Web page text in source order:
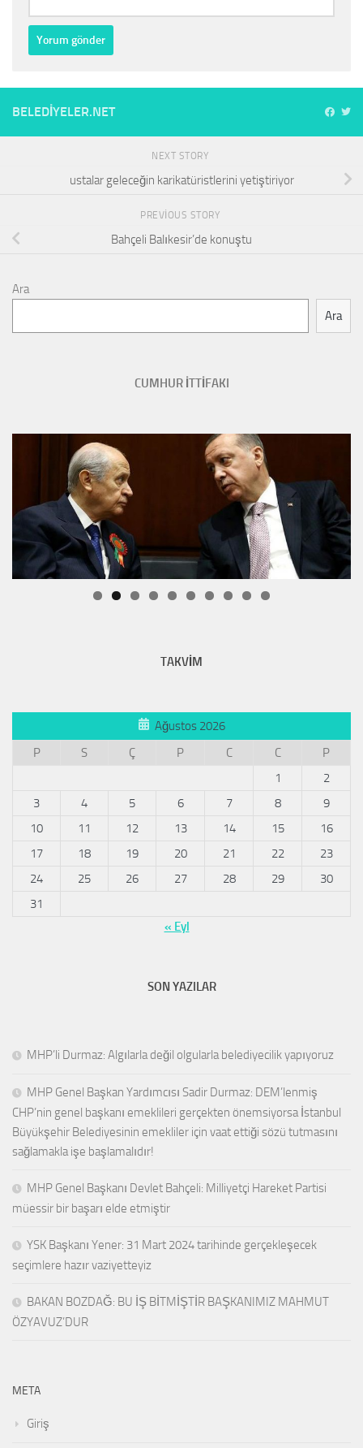
BELEDIYELER.NET
NEXT STORY
ustalar geleceğin karikatüristlerini yetiştiriyor
PREVIOUS STORY
Bahçeli Balıkesir’de konuştu
Ara
Ara
CUMHUR İTTİFAKI
TAKVİM
Ağustos 2026
P
S Ç P C C
P
1
2
3
4 5 6 7 8
9
10
11 12 13 14 15
16
17
18 19 20 21 22
23
24
25 26 27 28 29
30
31
« Eyl
SON YAZILAR
MHP’li Durmaz: Algılarla değil olgularla belediyecilik yapıyoruz
MHP Genel Başkan Yardımcısı Sadir Durmaz: DEM’lenmiş
CHP’nin genel başkanı emeklileri gerçekten önemsiyorsa İstanbul
Büyükşehir Belediyesinin emekliler için vaat ettiği sözü tutmasını
sağlamakla işe başlamalıdır!
MHP Genel Başkanı Devlet Bahçeli: Milliyetçi Hareket Partisi
müessir bir başarı elde etmiştir
YSK Başkanı Yener: 31 Mart 2024 tarihinde gerçekleşecek
seçimlere hazır vaziyetteyiz
BAKAN BOZDAĞ: BU İŞ BİTMİŞTİR BAŞKANIMIZ MAHMUT
ÖZYAVUZ’DUR
META
Giriş